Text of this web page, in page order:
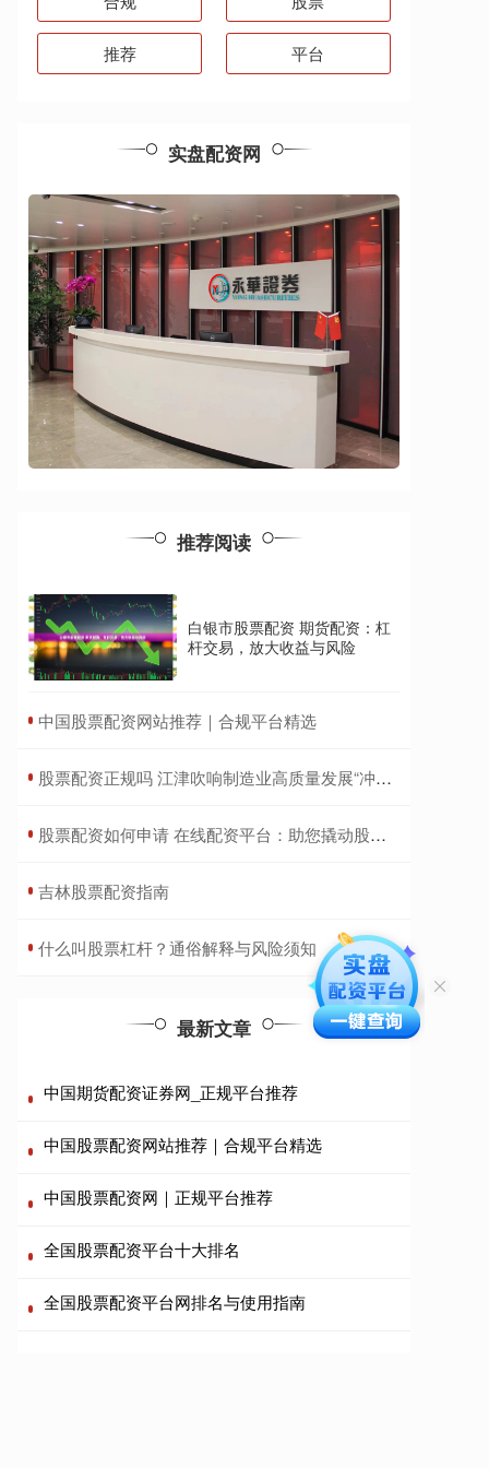
推荐 平台
实盘配资网
推荐阅读
白银市股票配资 期货配资：杠
杆交易，放大收益与风险
​中国股票配资网站推荐｜合规平台精选
​股票配资正规吗 江津吹响制造业高质量发展“冲锋号” 力争2027年战略性新兴产业总产值突破800亿元
​股票配资如何申请 在线配资平台：助您撬动股市财富杠杆
​吉林股票配资指南
​什么叫股票杠杆？通俗解释与风险须知
最新文章
中国期货配资证券网_正规平台推荐
中国股票配资网站推荐｜合规平台精选
中国股票配资网｜正规平台推荐
全国股票配资平台十大排名
全国股票配资平台网排名与使用指南